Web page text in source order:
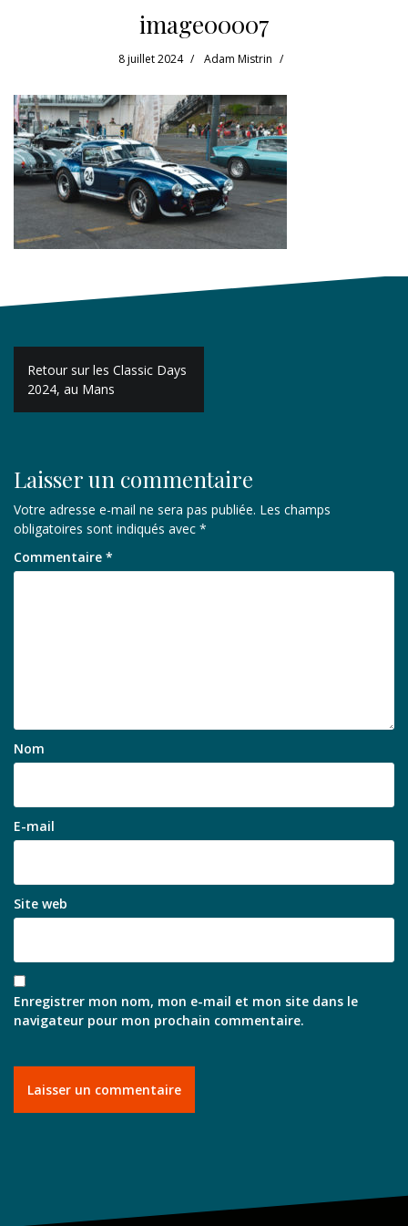
image00007
8 juillet 2024 Adam Mistrin
Navigation
de
l’article
Retour sur les Classic Days
2024, au Mans
Laisser un commentaire
Votre adresse e-mail ne sera pas publiée. Les champs
obligatoires sont indiqués avec *
Commentaire *
Nom
E-mail
Site web
Enregistrer mon nom, mon e-mail et mon site dans le
navigateur pour mon prochain commentaire.